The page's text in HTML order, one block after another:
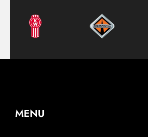
MENU